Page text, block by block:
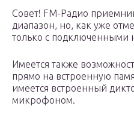
Совет! FM-Радио
диапазон, но, как уже
только с подключенными
Имеется также
прямо на встроенную
имеется встроенный
микрофоном.